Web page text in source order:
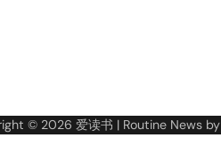
© 2026 爱读书 | Routine News by